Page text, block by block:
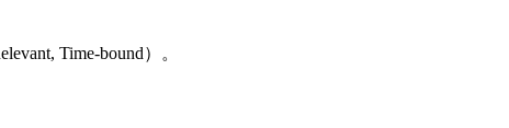
Time-bound）。